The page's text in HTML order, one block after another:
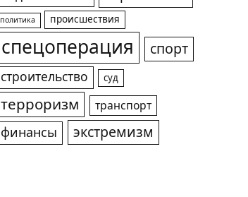
политика происшествия
спецоперация спорт
строительство суд
терроризм транспорт
финансы экстремизм